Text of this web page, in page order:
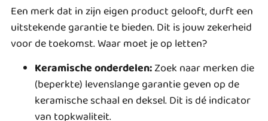
Een merk dat in zijn eigen product gelooft, durft een
uitstekende garantie te bieden. Dit is jouw zekerheid
voor de toekomst. Waar moet je op letten?
Keramische onderdelen:Zoek naar merken die
(beperkte) levenslange garantie geven op de
keramische schaal en deksel. Dit is dé indicator
van topkwaliteit.